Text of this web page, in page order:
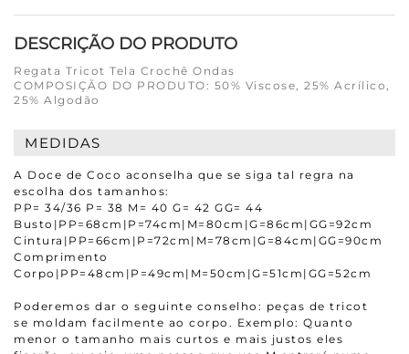
DESCRIÇÃO DO PRODUTO
Regata Tricot Tela Crochê Ondas
COMPOSIÇÃO DO PRODUTO: 50% Viscose, 25% Acrílico,
25% Algodão
MEDIDAS
A Doce de Coco aconselha que se siga tal regra na
escolha dos tamanhos:
PP= 34/36 P= 38 M= 40 G= 42 GG= 44
Busto|PP=68cm|P=74cm|M=80cm|G=86cm|GG=92cm
Cintura|PP=66cm|P=72cm|M=78cm|G=84cm|GG=90cm
Comprimento
Corpo|PP=48cm|P=49cm|M=50cm|G=51cm|GG=52cm
Poderemos dar o seguinte conselho: peças de tricot
se moldam facilmente ao corpo. Exemplo: Quanto
menor o tamanho mais curtos e mais justos eles